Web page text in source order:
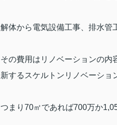
解体から電気設備工事、排水管
その費用はリノベーションの内
新するスケルトンリノベーショ
つまり 70㎡であれば700万か